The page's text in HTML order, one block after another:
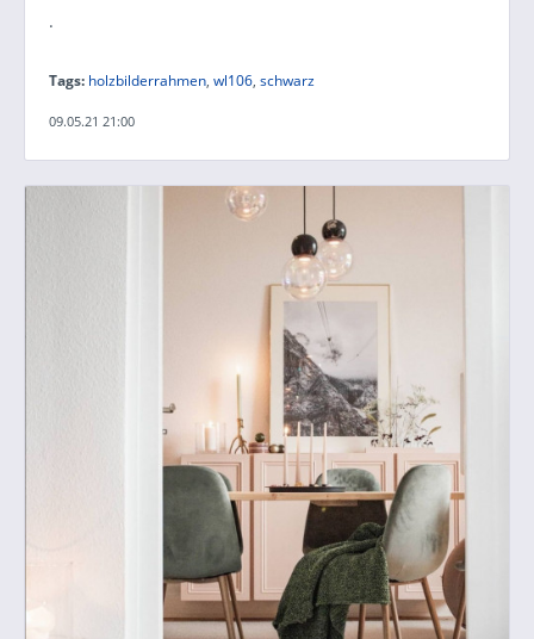
.
Tags: holzbilderrahmen, wl106, schwarz
09.05.21 21:00